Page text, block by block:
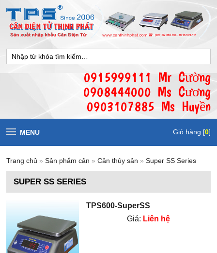
0915999111 Mr Cường
0908444000 Ms Cương
0903107885 Ms Huyền
MENU Giỏ hàng [0]
Trang chủ »Sản phẩm cân »Cân thủy sản »Super SS Series
SUPER SS SERIES
TPS600-SuperSS
Giá: Liên hệ